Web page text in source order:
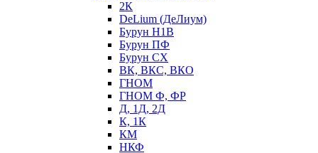
2К
DeLium (ДеЛиум)
Бурун Н1В
Бурун ПФ
Бурун СХ
ВК, ВКС, ВКО
ГНОМ
ГНОМ Ф, ФР
Д, 1Д, 2Д
К, 1К
КМ
НКФ